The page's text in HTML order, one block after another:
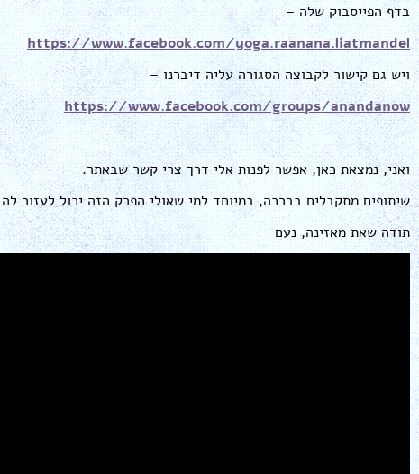
בדף הפייסבוק שלה –
https://www.facebook.com/yoga.raanana.liatmandel
ויש גם קישור לקבוצה הסגורה עליה דיברנו –
https://www.facebook.com/groups/anandanow
ואני, נמצאת כאן, אפשר לפנות אלי דרך צרי קשר שבאתר.
שיתופים מתקבלים בברכה, במיוחד למי שאולי הפרק הזה יכול לעזור
תודה שאת מאזינה, נעם